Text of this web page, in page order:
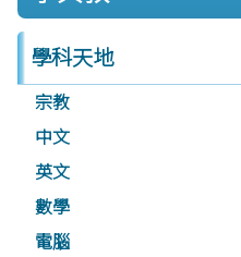
學科天地
宗教
中文
英文
數學
電腦